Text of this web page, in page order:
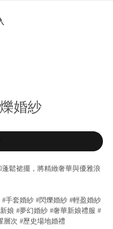
婚紗
鬆裙擺，將精緻奢華與優雅浪
手套婚紗 #閃爍婚紗 #輕盈婚紗
娘 #夢幻婚紗 #奢華新娘禮服 #
層次 #歷史場地婚禮